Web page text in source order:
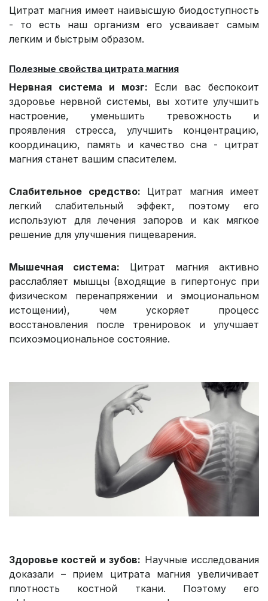
Цитрат магния имеет наивысшую биодоступность
- то есть наш организм его усваивает самым
легким и быстрым образом.
Полезные свойства цитрата магния
Нервная система и мозг: Если вас беспокоит
здоровье нервной системы, вы хотите улучшить
настроение, уменьшить тревожность и
проявления стресса, улучшить концентрацию,
координацию, память и качество сна - цитрат
магния станет вашим спасителем.
Слабительное средство: Цитрат магния имеет
легкий слабительный эффект, поэтому его
используют для лечения запоров и как мягкое
решение для улучшения пищеварения.
Мышечная система: Цитрат магния активно
расслабляет мышцы (входящие в гипертонус при
физическом перенапряжении и эмоциональном
истощении), чем ускоряет процесс
восстановления после тренировок и улучшает
психоэмоциональное состояние.
Здоровье костей и зубов: Научные исследования
доказали – прием цитрата магния увеличивает
плотность костной ткани. Поэтому его